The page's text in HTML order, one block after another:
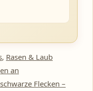
, Rasen & Laub
an
Flecken –